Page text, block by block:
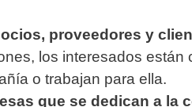
proveedores y
los interesados están
o trabajan para ella.
que se dedican a la